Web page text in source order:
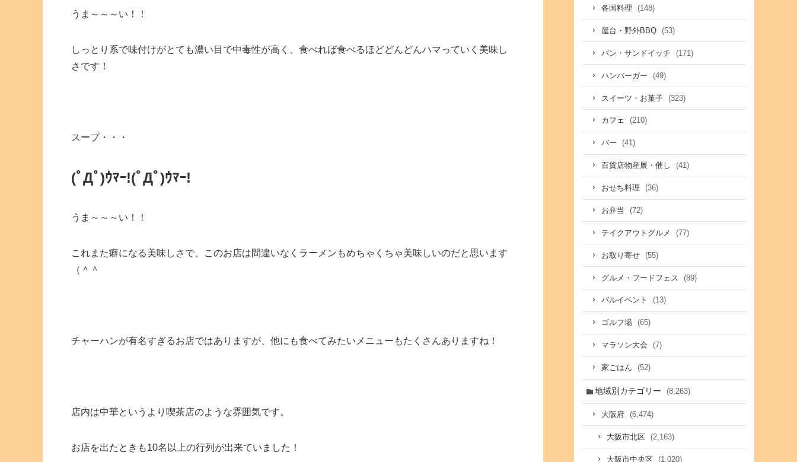
うま～～～い！！
しっとり系で味付けがとても濃い目で中毒性が高く、食べれば食べるほどどんどんハマっていく美味し
さです！
スープ・・・
(ﾟДﾟ)ｳﾏｰ!(ﾟДﾟ)ｳﾏｰ!
うま～～～い！！
これまた癖になる美味しさで、このお店は間違いなくラーメンもめちゃくちゃ美味しいのだと思います
（＾＾
チャーハンが有名すぎるお店ではありますが、他にも食べてみたいメニューもたくさんありますね！
店内は中華というより喫茶店のような雰囲気です。
お店を出たときも10名以上の行列が出来ていました！
各国料理 (148)
屋台・野外BBQ (53)
パン・サンドイッチ (171)
ハンバーガー (49)
スイーツ・お菓子 (323)
カフェ (210)
バー (41)
百貨店物産展・催し (41)
おせち料理 (36)
お弁当 (72)
テイクアウトグルメ (77)
お取り寄せ (55)
グルメ・フードフェス (89)
バルイベント (13)
ゴルフ場 (65)
マラソン大会 (7)
家ごはん (52)
地域別カテゴリー (8,263)
大阪府 (6,474)
大阪市北区 (2,163)
大阪市中央区 (1,020)